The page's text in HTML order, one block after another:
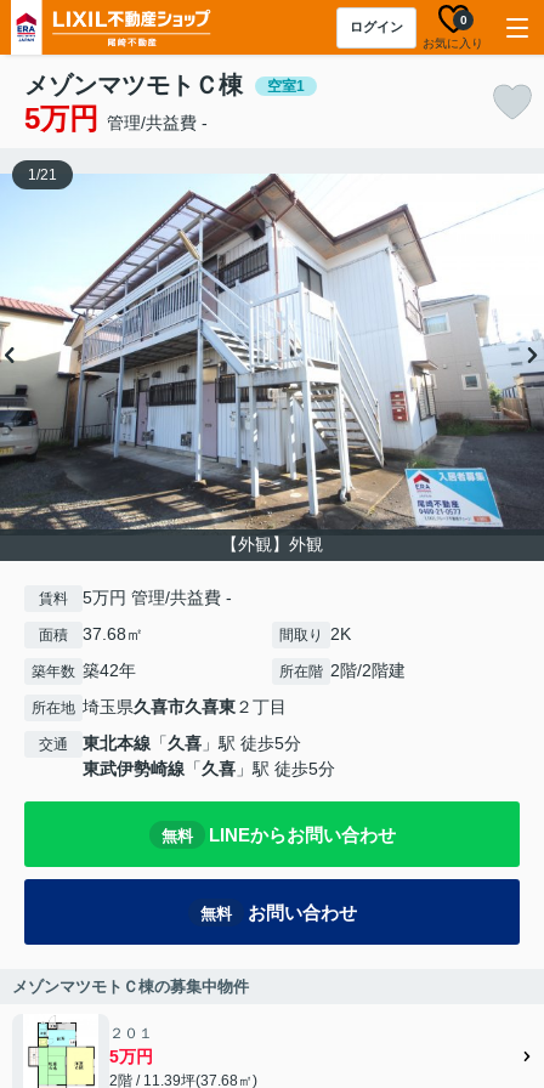
ログイン
お気に入り
0
メゾンマツモトＣ棟 空室1
5万円 管理/共益費 -
【外観】外観
1/21
賃料 5万円 管理/共益費 -
面積 37.68㎡ 間取り 2K
築年数 築42年 所在階 2階/2階建
所在地 埼玉県久喜市久喜東２丁目
交通 東北本線 「久喜 」駅 徒歩5分
東武伊勢崎線 「久喜 」駅 徒歩5分
無料 LINEからお問い合わせ
無料 お問い合わせ
メゾンマツモトＣ棟の募集中物件
２０１
5万円
2階 / 11.39坪(37.68㎡)